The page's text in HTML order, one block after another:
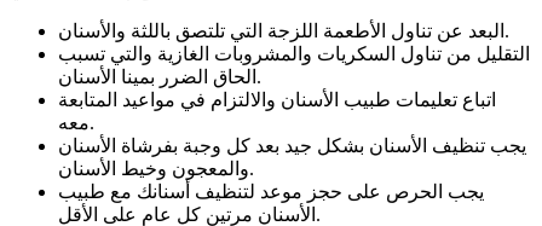
البعد عن تناول الأطعمة اللزجة التي تلتصق باللثة والأسنان.
التقليل من تناول السكريات والمشروبات الغازية والتي تسبب
الحاق الضرر بمينا الأسنان.
اتباع تعليمات طبيب الأسنان والالتزام في مواعيد المتابعة
معه.
يجب تنظيف الأسنان بشكل جيد بعد كل وجبة بفرشاة الأسنان
والمعجون وخيط الأسنان.
يجب الحرص على حجز موعد لتنظيف أسنانك مع طبيب
الأسنان مرتين كل عام على الأقل.